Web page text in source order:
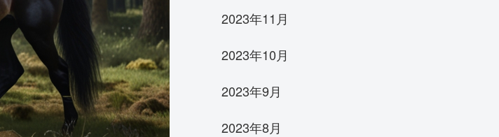
2023年11月
2023年10月
2023年9月
2023年8月